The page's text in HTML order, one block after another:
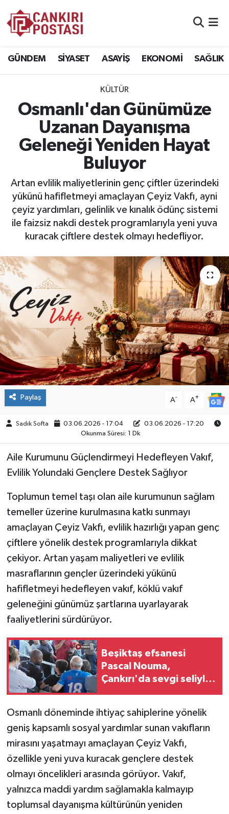
GÜNDEM SİYASET ASAYİŞ EKONOMİ SAĞLIK
KÜLTÜR
Osmanlı'dan Günümüze
Uzanan Dayanışma
Geleneği Yeniden Hayat
Buluyor
Artan evlilik maliyetlerinin genç çiftler üzerindeki
yükünü hafifletmeyi amaçlayan Çeyiz Vakfı, ayni
çeyiz yardımları, gelinlik ve kınalık ödünç sistemi
ile faizsiz nakdi destek programlarıyla yeni yuva
kuracak çiftlere destek olmayı hedefliyor.
Paylaş A- A+
Sadık Softa 03.06.2026 - 17:04
03.06.2026 - 17:20
Okunma Süresi: 1 Dk
Aile Kurumunu Güçlendirmeyi Hedefleyen Vakıf,
Evlilik Yolundaki Gençlere Destek Sağlıyor
Toplumun temel taşı olan aile kurumunun sağlam
temeller üzerine kurulmasına katkı sunmayı
amaçlayan Çeyiz Vakfı, evlilik hazırlığı yapan genç
çiftlere yönelik destek programlarıyla dikkat
çekiyor. Artan yaşam maliyetleri ve evlilik
masraflarının gençler üzerindeki yükünü
hafifletmeyi hedefleyen vakıf, köklü vakıf
geleneğini günümüz şartlarına uyarlayarak
faaliyetlerini sürdürüyor.
Beşiktaş efsanesi
Pascal Nouma,
Çankırı'da sevgi seliyle
Osmanlı döneminde ihtiyaç sahiplerine yönelik
geniş kapsamlı sosyal yardımlar sunan vakıfların
mirasını yaşatmayı amaçlayan Çeyiz Vakfı,
özellikle yeni yuva kuracak gençlere destek
olmayı öncelikleri arasında görüyor. Vakıf,
yalnızca maddi yardım sağlamakla kalmayıp
toplumsal dayanışma kültürünün yeniden
EKONOMİ
SAĞLIK
EĞİTİM
YAŞAM
İLÇELER
RESMİ İLANLAR
KÜLTÜR
MAGAZİN
VEFAT
BİLİM&TEKNOLOJİ
BÖLGE
DÜNYA
Trafik Durumu
Süper Lig Puan Durumu ve Fikstür
Tüm Manşetler
Son Dakika Haberleri
Haber Arşivi